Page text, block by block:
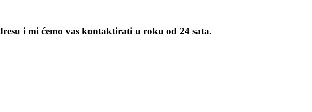
i mi ćemo vas kontaktirati u roku od 24 sata.